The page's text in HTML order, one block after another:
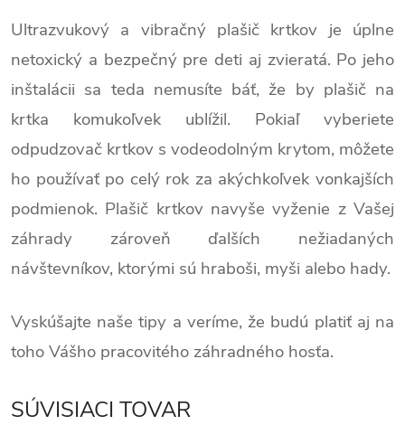
Ultrazvukový a vibračný plašič krtkov je úplne
netoxický a bezpečný pre deti aj zvieratá. Po jeho
inštalácii sa teda nemusíte báť, že by plašič na
krtka komukoľvek ublížil. Pokiaľ vyberiete
odpudzovač krtkov s vodeodolným krytom, môžete
ho používať po celý rok za akýchkoľvek vonkajších
podmienok. Plašič krtkov navyše vyženie z Vašej
záhrady zároveň ďalších nežiadaných
návštevníkov, ktorými sú hraboši, myši alebo hady.
Vyskúšajte naše tipy a veríme, že budú platiť aj na
toho Vášho pracovitého záhradného hosťa.
SÚVISIACI TOVAR